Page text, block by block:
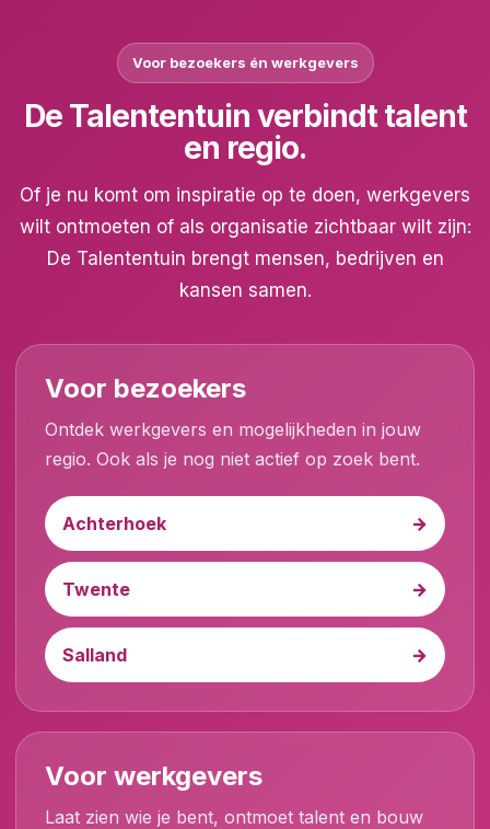
Voor bezoekers én werkgevers
De Talententuin verbindt talent
en regio.
Of je nu komt om inspiratie op te doen, werkgevers
wilt ontmoeten of als organisatie zichtbaar wilt zijn:
De Talententuin brengt mensen, bedrijven en
kansen samen.
Voor bezoekers
Ontdek werkgevers en mogelijkheden in jouw
regio. Ook als je nog niet actief op zoek bent.
Achterhoek
Twente
Salland
Voor werkgevers
Laat zien wie je bent, ontmoet talent en bouw